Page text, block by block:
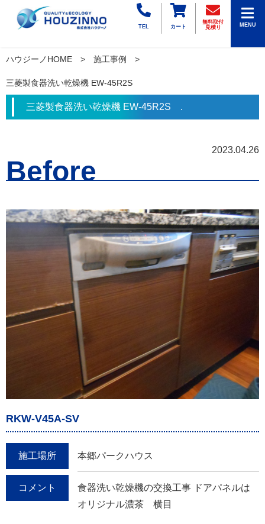
TEL カート
無料取付
見積り
MENU
ハウジーノHOME 施工事例
三菱製食器洗い乾燥機 EW-45R2S
三菱製食器洗い乾燥機 EW-45R2S .
2023.04.26
Before
RKW-V45A-SV
施工場所 本郷パークハウス
コメント
食器洗い乾燥機の交換工事 ドアパネルは
オリジナル濃茶 横目